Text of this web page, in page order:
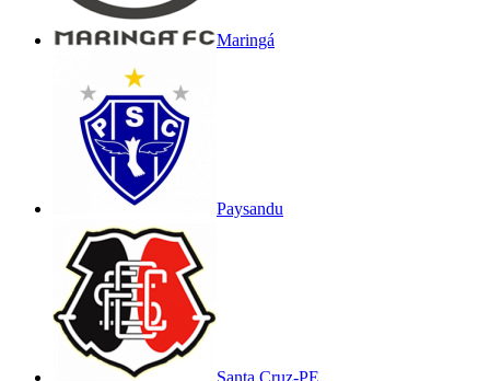
Maringá
Paysandu
Santa Cruz-PE